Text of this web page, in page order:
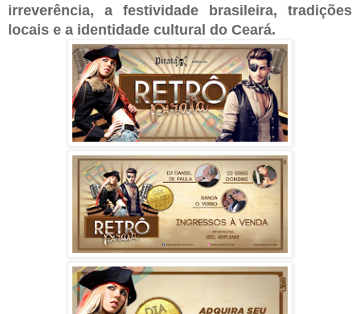
irreverência, a festividade brasileira, tradições
locais e a identidade cultural do Ceará.